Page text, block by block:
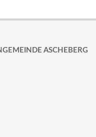
ASCHEBERG